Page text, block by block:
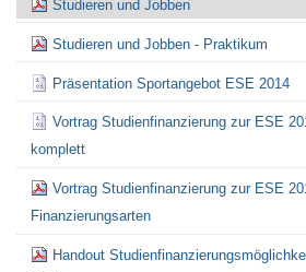
Studieren und Jobben
Studieren und Jobben - Praktikum
Präsentation Sportangebot ESE 2014
Vortrag Studienfinanzierung zur ESE
komplett
Vortrag Studienfinanzierung zur ESE
Finanzierungsarten
Handout